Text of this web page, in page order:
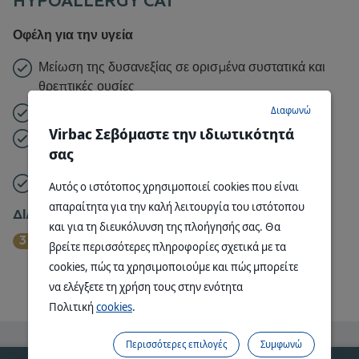
Οφέλη για την υγεία
Μείωση της δυσανεξίας σε ορισμένα συστατικά και
θρεπτικές ουσίες
Ταιριάζει απόλυτα στις καθημερινές απαιτήσεις της
γάτας
Εξασφαλίζει την πεπτική λειτουργία
ΔΙΑΘΈΣΙΜΑ ΜΕΓΈΘΗ:
3 KG
ΒΡΕΊΤΕ ΤΑ ΣΗΜΕΊΑ ΠΏΛΗΣΗΣ
Virbac Σεβόμαστε την ιδιωτικότητά
σας
Αυτός ο ιστότοπος χρησιμοποιεί cookies που είναι
απαραίτητα για την καλή λειτουργία του ιστότοπου
και για τη διευκόλυνση της πλοήγησής σας. Θα
βρείτε περισσότερες πληροφορίες σχετικά με τα
cookies, πώς τα χρησιμοποιούμε και πώς μπορείτε
να ελέγξετε τη χρήση τους στην ενότητα
Πολιτικήcookies.
Διαφωνώ
Συμφωνώ
Περισσότερες επιλογές